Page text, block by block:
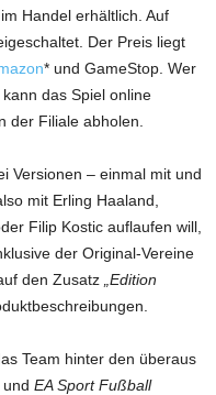
Handel erhältlich. Auf
Der Preis liegt
* und GameStop. Wer
das Spiel online
der Filiale abholen.
Versionen – einmal mit und
mit Erling Haaland,
Filip Kostic auflaufen will,
der Original-Vereine
den Zusatz „Edition
Team hinter den überaus
und EA Sport Fußball